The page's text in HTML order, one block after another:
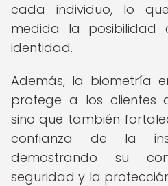
cada individuo, lo
medida la posibilidad
identidad.
Además, la biometría
protege a los clientes
sino que también
confianza de la
demostrando su
seguridad y la